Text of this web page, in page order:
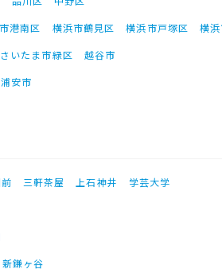
港南区 横浜市鶴見区 横浜市戸塚区
横
さいたま市緑区
越谷市
浦安市
三軒茶屋 上石神井
学芸大学
新鎌ヶ谷